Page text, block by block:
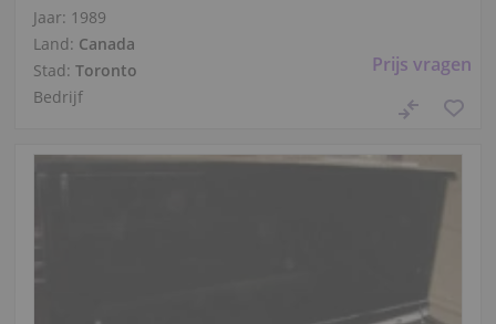
Prijs vragen
Jaar: 1989
Land: Canada
Stad: Toronto
Bedrijf